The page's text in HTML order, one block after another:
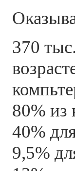
370
80% из
40%
9,5%